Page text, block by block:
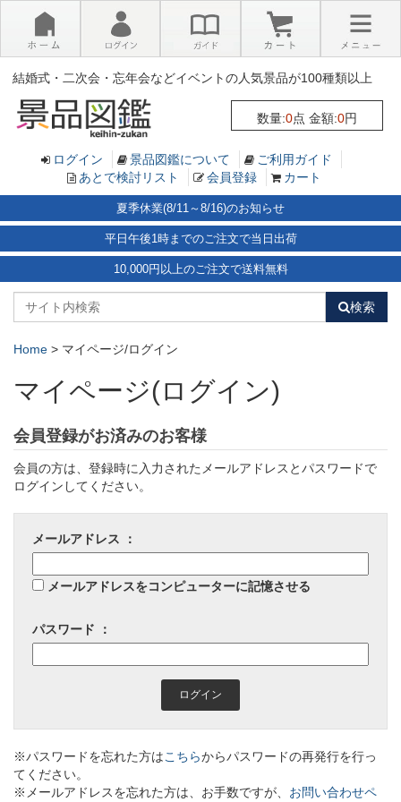
結婚式・二次会・忘年会などイベントの人気景品が100種類以上
数量:0点 金額:0円
×
ログイン 景品図鑑について
ご利用ガイド
あとで検討リスト
会員登録 カート
夏季休業(8/11～8/16)のお知らせ
平日午後1時までのご注文で当日出荷
10,000円以上のご注文で送料無料
検索
Home > マイページ/ログイン
マイページ(ログイン)
会員登録がお済みのお客様
会員の方は、登録時に入力されたメールアドレスとパスワードで
ログインしてください。
メールアドレス ：
メールアドレスをコンピューターに記憶させる
パスワード ：
※パスワードを忘れた方はこちらからパスワードの再発行を行っ
てください。
※メールアドレスを忘れた方は、お手数ですが、 お問い合わせペ